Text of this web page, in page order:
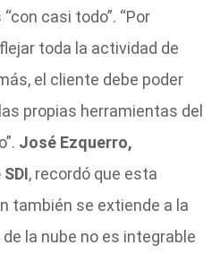
casi todo”. “Por
toda la actividad de
el cliente debe poder
propias herramientas del
José Ezquerro,
, recordó que esta
también se extiende a la
la nube no es integrable